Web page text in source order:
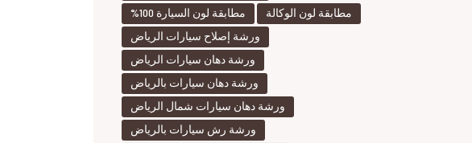
مطابقة لون السيارة 100%
مطابقة لون الوكالة
ورشة إصلاح سيارات الرياض
ورشة دهان سيارات الرياض
ورشة دهان سيارات بالرياض
ورشة دهان سيارات شمال الرياض
ورشة رش سيارات بالرياض